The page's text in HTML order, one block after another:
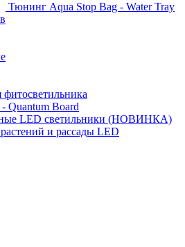
Тюнинг Aqua Stop Bag - Water Tray
фитосветильника
Quantum Board
LED светильники (НОВИНКА)
и рассады LED